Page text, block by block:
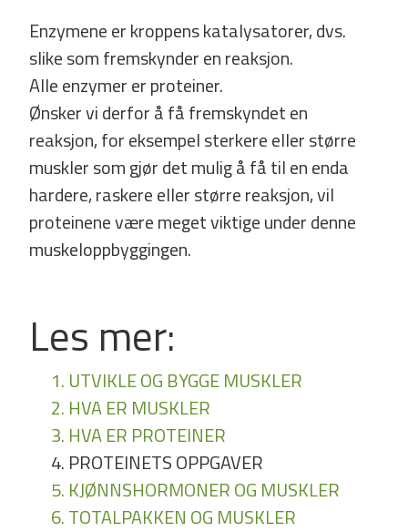
Enzymene er kroppens katalysatorer, dvs.
slike som fremskynder en reaksjon.
Alle enzymer er proteiner.
Ønsker vi derfor å få fremskyndet en
reaksjon, for eksempel sterkere eller større
muskler som gjør det mulig å få til en enda
hardere, raskere eller større reaksjon, vil
proteinene være meget viktige under denne
muskeloppbyggingen.
Les mer:
1. UTVIKLE OG BYGGE MUSKLER
2. HVA ER MUSKLER
3. HVA ER PROTEINER
4. PROTEINETS OPPGAVER
5. KJØNNSHORMONER OG MUSKLER
6. TOTALPAKKEN OG MUSKLER